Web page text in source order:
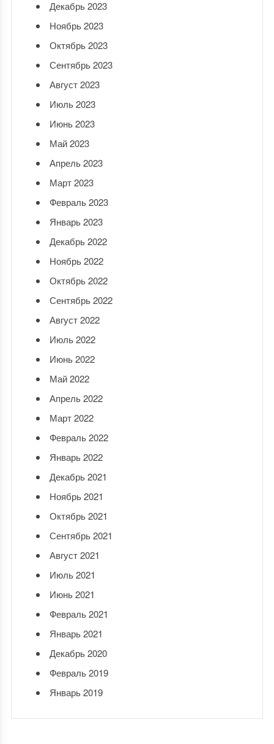
Декабрь 2023
Ноябрь 2023
Октябрь 2023
Сентябрь 2023
Август 2023
Июль 2023
Июнь 2023
Май 2023
Апрель 2023
Март 2023
Февраль 2023
Январь 2023
Декабрь 2022
Ноябрь 2022
Октябрь 2022
Сентябрь 2022
Август 2022
Июль 2022
Июнь 2022
Май 2022
Апрель 2022
Март 2022
Февраль 2022
Январь 2022
Декабрь 2021
Ноябрь 2021
Октябрь 2021
Сентябрь 2021
Август 2021
Июль 2021
Июнь 2021
Февраль 2021
Январь 2021
Декабрь 2020
Февраль 2019
Январь 2019